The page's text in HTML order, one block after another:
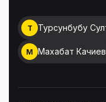
Т Турсунбубу
М Махабат